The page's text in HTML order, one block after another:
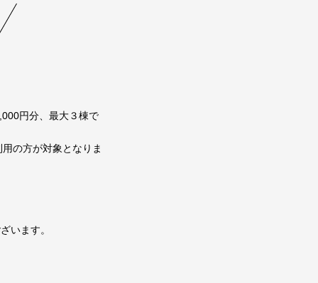
円分、最大３棟で
の方が対象となりま
います。